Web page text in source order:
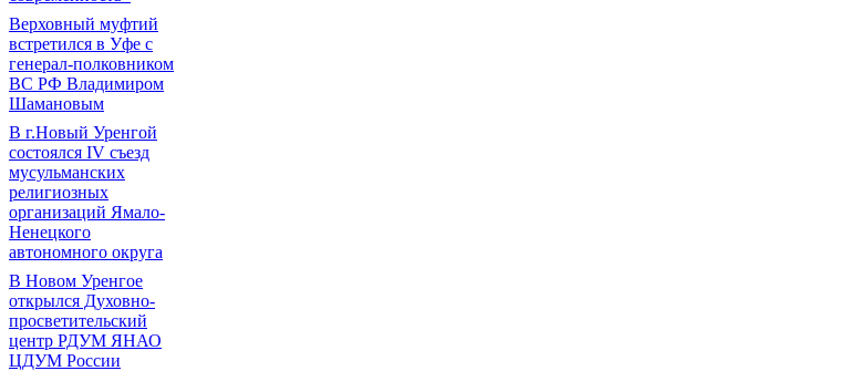
Верховный муфтий
встретился в Уфе с
генерал-полковником
ВС РФ Владимиром
Шамановым
В г.Новый Уренгой
состоялся IV съезд
мусульманских
религиозных
организаций Ямало-
Ненецкого
автономного округа
В Новом Уренгое
открылся Духовно-
просветительский
центр РДУМ ЯНАО
ЦДУМ России